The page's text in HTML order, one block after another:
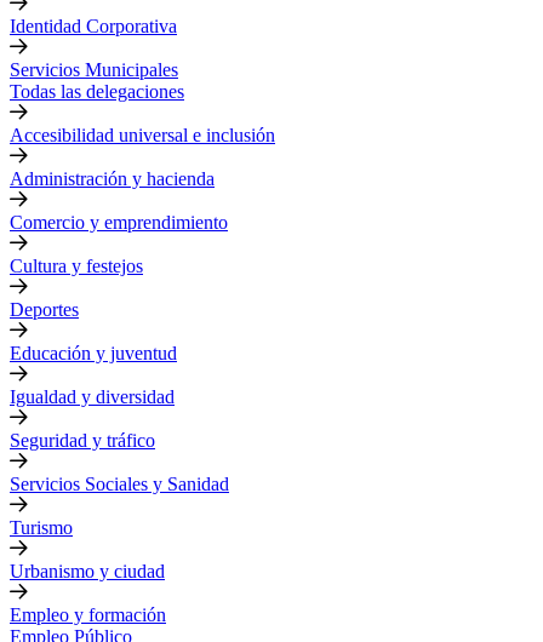
Identidad Corporativa
Servicios Municipales
Todas las delegaciones
Accesibilidad universal e inclusión
Administración y hacienda
Comercio y emprendimiento
Cultura y festejos
Deportes
Educación y juventud
Igualdad y diversidad
Seguridad y tráfico
Servicios Sociales y Sanidad
Turismo
Urbanismo y ciudad
Empleo y formación
Empleo Público